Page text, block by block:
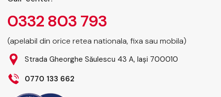
0332 803 793
(apelabil din orice retea nationala, fixa sau mobila)
Strada Gheorghe Săulescu 43 A, Iași 700010
0770 133 662